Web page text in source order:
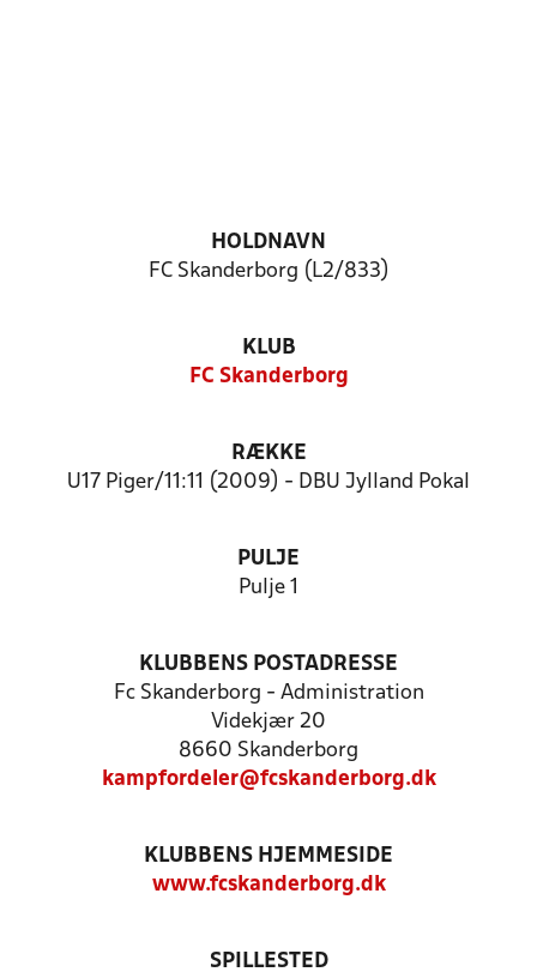
HOLDNAVN
FC Skanderborg (L2/833)
KLUB
FC Skanderborg
RÆKKE
U17 Piger/11:11 (2009) - DBU Jylland Pokal
PULJE
Pulje 1
KLUBBENS POSTADRESSE
Fc Skanderborg - Administration
Videkjær 20
8660 Skanderborg
kampfordeler@fcskanderborg.dk
KLUBBENS HJEMMESIDE
www.fcskanderborg.dk
SPILLESTED